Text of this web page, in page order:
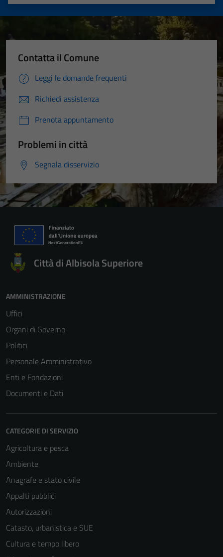
Contatta il Comune
Leggi le domande frequenti
Richiedi assistenza
Prenota appuntamento
Problemi in città
Segnala disservizio
Città di Albisola Superiore
AMMINISTRAZIONE
Uffici
Organi di Governo
Politici
Personale Amministrativo
Enti e Fondazioni
Documenti e Dati
CATEGORIE DI SERVIZIO
Agricoltura e pesca
Ambiente
Anagrafe e stato civile
Appalti pubblici
Autorizzazioni
Catasto, urbanistica e SUE
Cultura e tempo libero